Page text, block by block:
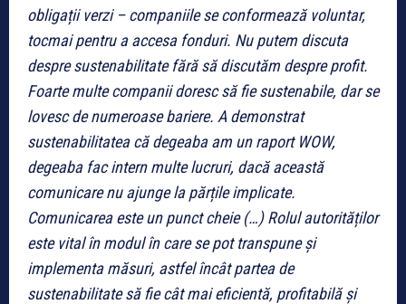
obligații verzi – companiile se conformează voluntar,
tocmai pentru a accesa fonduri. Nu putem discuta
despre sustenabilitate fără să discutăm despre profit.
Foarte multe companii doresc să fie sustenabile, dar se
lovesc de numeroase bariere. A demonstrat
sustenabilitatea că degeaba am un raport WOW,
degeaba fac intern multe lucruri, dacă această
comunicare nu ajunge la părțile implicate.
Comunicarea este un punct cheie (…) Rolul autorităților
este vital în modul în care se pot transpune și
implementa măsuri, astfel încât partea de
sustenabilitate să fie cât mai eficientă, profitabilă și